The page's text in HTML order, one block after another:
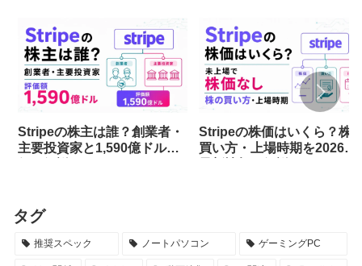
Stripeの株主は誰？創業者・
主要投資家と1,590億ドル評
Stripeの株価はいくら？株
買い方・上場時期を2026年
タグ
推奨スペック ノートパソコン ゲーミングPC